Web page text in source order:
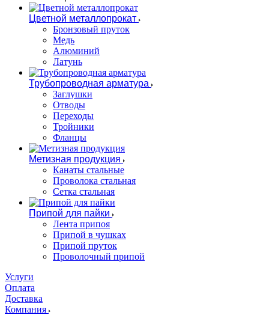
Цветной металлопрокат
Бронзовый пруток
Медь
Алюминий
Латунь
Трубопроводная арматура
Заглушки
Отводы
Переходы
Тройники
Фланцы
Метизная продукция
Канаты стальные
Проволока стальная
Сетка стальная
Припой для пайки
Лента припоя
Припой в чушках
Припой пруток
Проволочный припой
Услуги
Оплата
Доставка
Компания